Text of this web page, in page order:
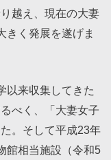
越え、現在の大妻
きく発展を遂げま
以来収集してきた
べく、「大妻女子
。そして平成23年
館相当施設（令和5